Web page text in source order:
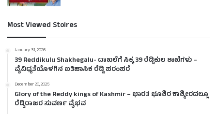
Most Viewed Stoires
January 31, 2026
39 Reddikulu Shakhegalu- ದಾಖಲೆಗೆ ಸಿಕ್ಕ 39 ರೆಡ್ಡಿಕುಲ ಶಾಖೆಗಳು –
ವೈವಿಧ್ಯತೆಯೊಳಗಿನ ಐತಿಹಾಸಿಕ ರೆಡ್ಡಿ ಪರಂಪರೆ
December 20, 2025
Glory of the Reddy kings of Kashmir – ಭಾರತ ಭೂಶಿರ ಕಾಶ್ಮೀರದಲ್ಲೂ
ರೆಡ್ಡಿರಾಜರ ಸುವರ್ಣ ವೈಭವ